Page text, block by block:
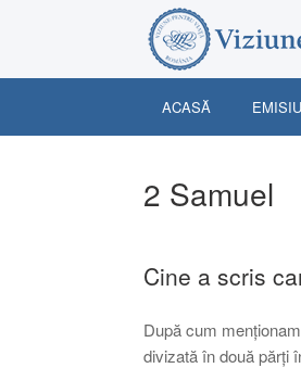
ACASĂ
2 Samuel
Cine a scris
După cum
divizată în două părți